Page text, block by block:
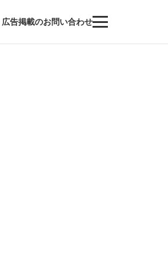
広告掲載のお問い合わせ